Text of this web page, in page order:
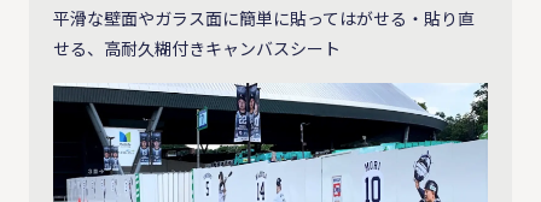
平滑な壁面やガラス面に簡単に貼ってはがせる・貼り直
せる、高耐久糊付きキャンバスシート